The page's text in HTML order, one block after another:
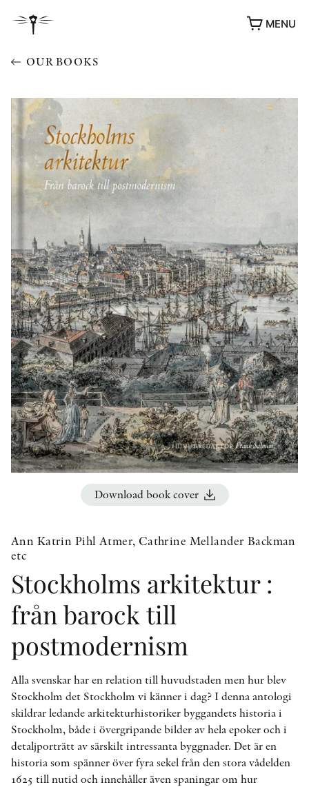
MENU
AWARDS
OTHER FORMATS
PEER REVIEW PROCESS
OUR BOOKS
Download book cover
Ann Katrin Pihl Atmer, Cathrine Mellander Backman
etc
Stockholms arkitektur :
från barock till
postmodernism
Alla svenskar har en relation till huvudstaden men hur blev
Stockholm det Stockholm vi känner i dag? I denna antologi
skildrar ledande arkitekturhistoriker byggandets historia i
Stockholm, både i övergripande bilder av hela epoker och i
detaljporträtt av särskilt intressanta byggnader. Det är en
historia som spänner över fyra sekel från den stora vådelden
1625 till nutid och innehåller även spaningar om hur